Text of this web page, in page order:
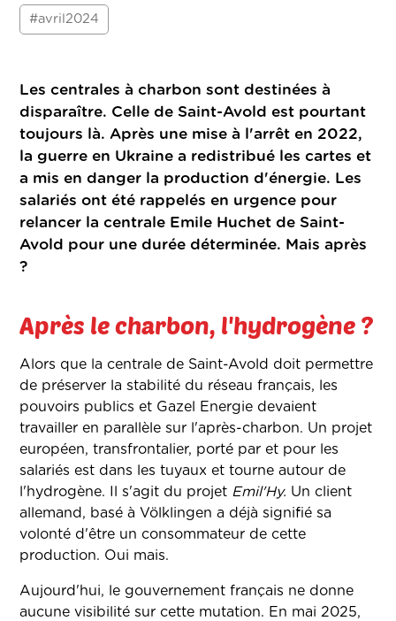
#avril2024
Les centrales à charbon sont destinées à
disparaître. Celle de Saint-Avold est pourtant
toujours là. Après une mise à l'arrêt en 2022,
la guerre en Ukraine a redistribué les cartes et
a mis en danger la production d'énergie. Les
salariés ont été rappelés en urgence pour
relancer la centrale Emile Huchet de Saint-
Avold pour une durée déterminée. Mais après
?
Après le charbon, l'hydrogène ?
Alors que la centrale de Saint-Avold doit permettre
de préserver la stabilité du réseau français, les
pouvoirs publics et Gazel Energie devaient
travailler en parallèle sur l'après-charbon. Un projet
européen, transfrontalier, porté par et pour les
salariés est dans les tuyaux et tourne autour de
l'hydrogène. Il s'agit du projet Emil'Hy. Un client
allemand, basé à Völklingen a déjà signifié sa
volonté d'être un consommateur de cette
production. Oui mais.
Aujourd'hui, le gouvernement français ne donne
aucune visibilité sur cette mutation. En mai 2025,